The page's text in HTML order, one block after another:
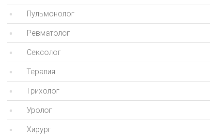
Пульмонолог
Ревматолог
Сексолог
Терапия
Трихолог
Уролог
Хирург